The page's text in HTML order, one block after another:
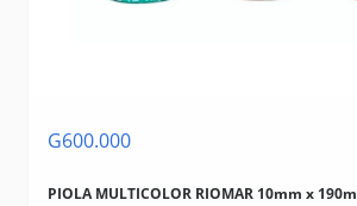
G600.000
PIOLA MULTICOLOR RIOMAR 10mm x 190m